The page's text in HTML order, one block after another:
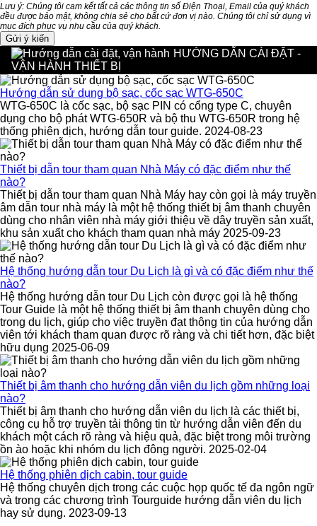
Lưu ý: Chúng tôi cam kết tất cả các thông tin số Điện Thoại, Email của quý khách
đều được bảo mật, không chia sẻ cho bất cứ đơn vị nào. Chúng tôi chỉ sử dụng vì
mục đích phục vụ nhu cầu của quý khách.
HƯỚNG DẪN CÀI ĐẶT -
VẬN HÀNH THIẾT BỊ
Hướng dẫn sử dụng bộ sạc, cốc sạc WTG-650C
WTG-650C là cốc sạc, bộ sạc PIN có cổng type C, chuyên
dụng cho bộ phát WTG-650R và bộ thu WTG-650R trong hệ
thống phiên dịch, hướng dẫn tour guide. 2024-08-23
Thiết bị dẫn tour tham quan Nhà Máy có đặc điểm như thế
nào?
Thiết bị dẫn tour tham quan Nhà Máy hay còn gọi là máy truyền
âm dẫn tour nhà máy là một hệ thống thiết bị âm thanh chuyên
dùng cho nhân viên nhà máy giới thiệu về dây truyền sản xuất,
khu sản xuất cho khách tham quan nhà máy 2025-09-23
Hệ thống hướng dẫn tour Du Lịch là gì và có đặc điểm như thế
nào?
Hệ thống hướng dẫn tour Du Lịch còn được gọi là hệ thống
Tour Guide là một hệ thống thiết bị âm thanh chuyên dùng cho
trong du lịch, giúp cho việc truyền đạt thông tin của hướng dẫn
viên tới khách tham quan được rõ ràng và chi tiết hơn, đặc biệt
hữu dụng 2025-06-09
Thiết bị âm thanh cho hướng dẫn viên du lịch gồm những loại
nào?
Thiết bị âm thanh cho hướng dẫn viên du lịch là các thiết bị,
công cụ hỗ trợ truyền tải thông tin từ hướng dẫn viên đến du
khách một cách rõ ràng và hiệu quả, đặc biệt trong môi trường
ồn ào hoặc khi nhóm du lịch đông người. 2025-02-04
Hệ thống phiên dịch cabin, tour guide
Hệ thống chuyên dịch trong các cuộc họp quốc tế đa ngôn ngữ
và trong các chương trình Tourguide hướng dẫn viên du lịch
hay sử dụng. 2023-09-13